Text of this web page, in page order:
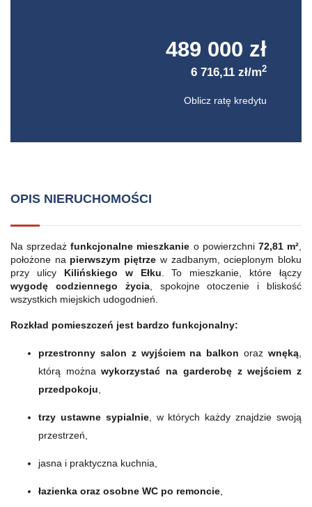
489 000 zł
6 716,11 zł/m2
Oblicz ratę kredytu
OPIS NIERUCHOMOŚCI
Na sprzedażfunkcjonalne mieszkanie o powierzchni 72,81 m²
położone na pierwszym piętrze w zadbanym, ocieplonym bloku
przy ulicy Kilińskiego w Ełku . To mieszkanie, które łączy
wygodę codziennego życia, spokojne otoczenie i bliskość
wszystkich miejskich udogodnień.
Rozkład pomieszczeń jest bardzo funkcjonalny:
przestronny salon z wyjściem na balkon orazwnęką
którą możnawykorzystać na garderobę z wejściem z
przedpokoju
trzy ustawne sypialnie, w których każdy znajdzie swoją
przestrzeń,
jasna i praktyczna kuchnia,
łazienka oraz osobne WC po remoncie